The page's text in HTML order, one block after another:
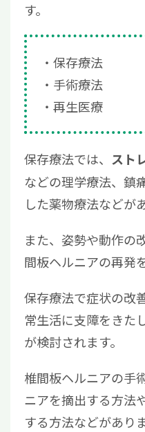
す。
保存療法
手術療法
再生医療
保存療法では、 スト
などの理学療法、鎮
した薬物療法などが
また、姿勢や動作の
間板ヘルニアの再発
保存療法で症状の改
常生活に支障をきた
が検討されます。
椎間板ヘルニアの手
ニアを摘出する方法
する方法などがありま